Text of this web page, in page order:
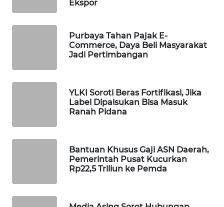
Ekspor
Purbaya Tahan Pajak E-
Commerce, Daya Beli Masyarakat
Jadi Pertimbangan
YLKI Soroti Beras Fortifikasi, Jika
Label Dipalsukan Bisa Masuk
Ranah Pidana
Bantuan Khusus Gaji ASN Daerah,
Pemerintah Pusat Kucurkan
Rp22,5 Triliun ke Pemda
WAHANA
SELEB